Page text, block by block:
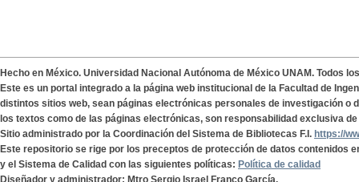
Hecho en México. Universidad Nacional Autónoma de México UNAM. Todos
Este es un portal integrado a la página web institucional de la Facultad de
distintos sitios web, sean páginas electrónicas personales de investigación o
los textos como de las páginas electrónicas, son responsabilidad exclusiva
Sitio administrado por la Coordinación del Sistema de Bibliotecas F.I. https://
Este repositorio se rige por los preceptos de protección de datos contenidos
y el Sistema de Calidad con las siguientes políticas: Política de calidad
Diseñador y administrador: Mtro Sergio Israel Franco García.